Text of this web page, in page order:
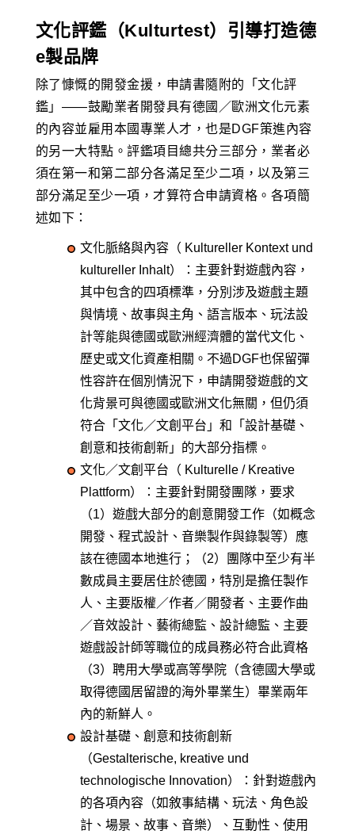
文化評鑑（Kulturtest）引導打造德
e製品牌
除了慷慨的開發金援，申請書隨附的「文化評
鑑」——鼓勵業者開發具有德國／歐洲文化元素
的內容並雇用本國專業人才，也是DGF策進內容
的另一大特點。評鑑項目總共分三部分，業者必
須在第一和第二部分各滿足至少二項，以及第三
部分滿足至少一項，才算符合申請資格。各項簡
述如下：
文化脈絡與內容（ Kultureller Kontext und
kultureller Inhalt）：主要針對遊戲內容，
其中包含的四項標準，分別涉及遊戲主題
與情境、故事與主角、語言版本、玩法設
計等能與德國或歐洲經濟體的當代文化、
歷史或文化資產相關。不過DGF也保留彈
性容許在個別情況下，申請開發遊戲的文
化背景可與德國或歐洲文化無關，但仍須
符合「文化／文創平台」和「設計基礎、
創意和技術創新」的大部分指標。
文化／文創平台（ Kulturelle / Kreative
Plattform）：主要針對開發團隊，要求
（1）遊戲大部分的創意開發工作（如概念
開發、程式設計、音樂製作與錄製等）應
該在德國本地進行；（2）團隊中至少有半
數成員主要居住於德國，特別是擔任製作
人、主要版權／作者／開發者、主要作曲
／音效設計、藝術總監、設計總監、主要
遊戲設計師等職位的成員務必符合此資格
（3）聘用大學或高等學院（含德國大學或
取得德國居留證的海外畢業生）畢業兩年
內的新鮮人。
設計基礎、創意和技術創新
（Gestalterische, kreative und
technologische Innovation）：針對遊戲內
的各項內容（如敘事結構、玩法、角色設
計、場景、故事、音樂）、互動性、使用